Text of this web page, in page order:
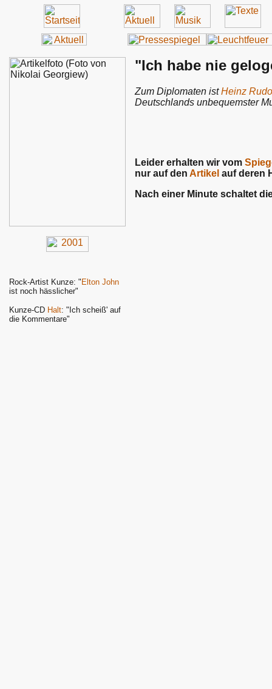
Rock-Artist Kunze: " Elton John
ist noch hässlicher"
Kunze-CD Halt: "Ich scheiß' auf
die Kommentare"
"Ich habe nie
Zum Diplomaten istHeinz
Deutschlands unbequemster
Leider erhalten wir vom
nur auf den Artikel auf deren
Nach einer Minute schaltet